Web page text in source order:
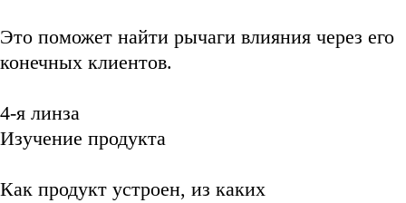
Это поможет найти рычаги влияния через его
конечных клиентов.
4-я линза
Изучение продукта
Как продукт устроен, из каких